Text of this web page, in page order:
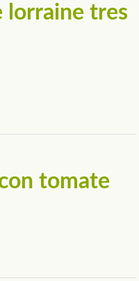
lorraine tres
tomate